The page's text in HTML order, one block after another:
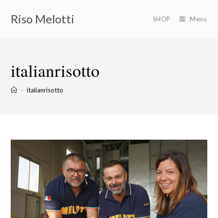
Riso Melotti SHOP Menu
italianrisotto
> italianrisotto